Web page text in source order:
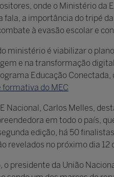
onde o Ministério da
fala, a importância do tripé
à evasão escolar e
ministério é viabilizar o
e na transformação
Educação
do MEC
Nacional, Carlos Melles,
em todo o país,
edição, há 50
revelados no próximo dia 12
presidente da União